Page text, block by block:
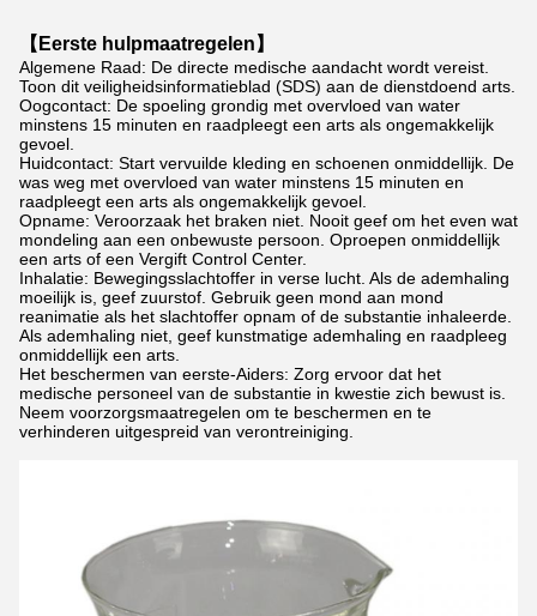
【Eerste hulpmaatregelen】
Algemene Raad: De directe medische aandacht wordt vereist.
Toon dit veiligheidsinformatieblad (SDS) aan de dienstdoend arts.
Oogcontact: De spoeling grondig met overvloed van water
minstens 15 minuten en raadpleegt een arts als ongemakkelijk
gevoel.
Huidcontact: Start vervuilde kleding en schoenen onmiddellijk. De
was weg met overvloed van water minstens 15 minuten en
raadpleegt een arts als ongemakkelijk gevoel.
Opname: Veroorzaak het braken niet. Nooit geef om het even wat
mondeling aan een onbewuste persoon. Oproepen onmiddellijk
een arts of een Vergift Control Center.
Inhalatie: Bewegingsslachtoffer in verse lucht. Als de ademhaling
moeilijk is, geef zuurstof. Gebruik geen mond aan mond
reanimatie als het slachtoffer opnam of de substantie inhaleerde.
Als ademhaling niet, geef kunstmatige ademhaling en raadpleeg
onmiddellijk een arts.
Het beschermen van eerste-Aiders: Zorg ervoor dat het
medische personeel van de substantie in kwestie zich bewust is.
Neem voorzorgsmaatregelen om te beschermen en te
verhinderen uitgespreid van verontreiniging.